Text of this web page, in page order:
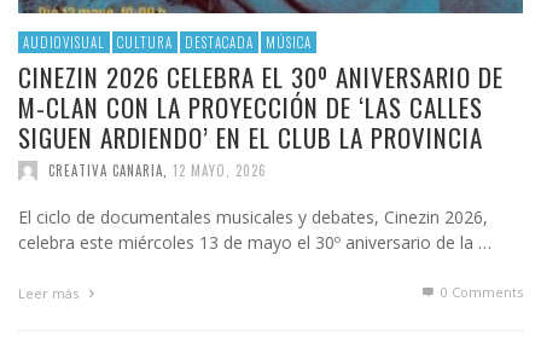
AUDIOVISUAL CULTURA DESTACADA MÚSICA
CINEZIN 2026 CELEBRA EL 30º ANIVERSARIO DE
M-CLAN CON LA PROYECCIÓN DE ‘LAS CALLES
SIGUEN ARDIENDO’ EN EL CLUB LA PROVINCIA
CREATIVA CANARIA 12 MAYO, 2026
El ciclo de documentales musicales y debates, Cinezin 2026,
celebra este miércoles 13 de mayo el 30º aniversario de la …
Leer más 0 Comments